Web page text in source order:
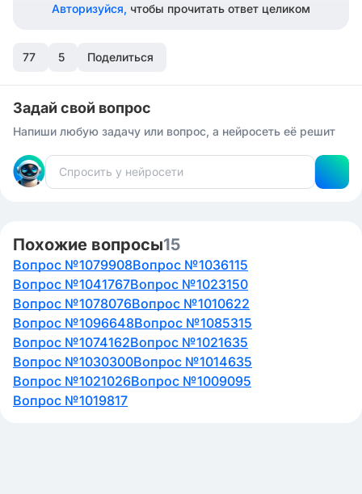
Авторизуйся, чтобы прочитать ответ целиком
77 5 Поделиться
Задай свой вопрос
Напиши любую задачу или вопрос, а нейросеть её решит
Похожие вопросы15
Вопрос №1079908Вопрос №1036115
Вопрос №1041767Вопрос №1023150
Вопрос №1078076Вопрос №1010622
Вопрос №1096648Вопрос №1085315
Вопрос №1074162Вопрос №1021635
Вопрос №1030300Вопрос №1014635
Вопрос №1021026Вопрос №1009095
Вопрос №1019817